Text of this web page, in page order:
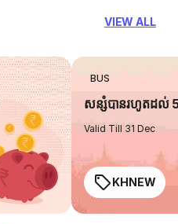
VIEW ALL
BUS
សន្សំបានរហូតដល់
Valid Till 31 Dec
KHNEW